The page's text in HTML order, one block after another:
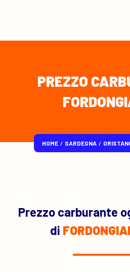
PREZZO
HOME / SARDEGNA /
Prezzo carburante
di